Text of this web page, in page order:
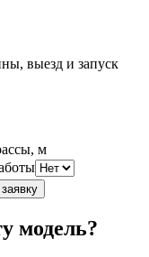
выезд и запуск
м
модель?